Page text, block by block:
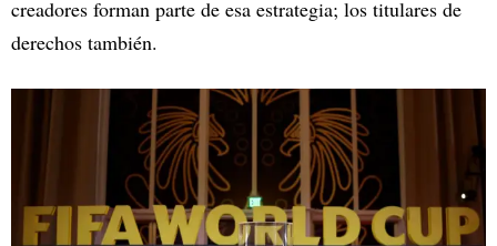
creadores forman parte de esa estrategia; los titulares de
derechos también.